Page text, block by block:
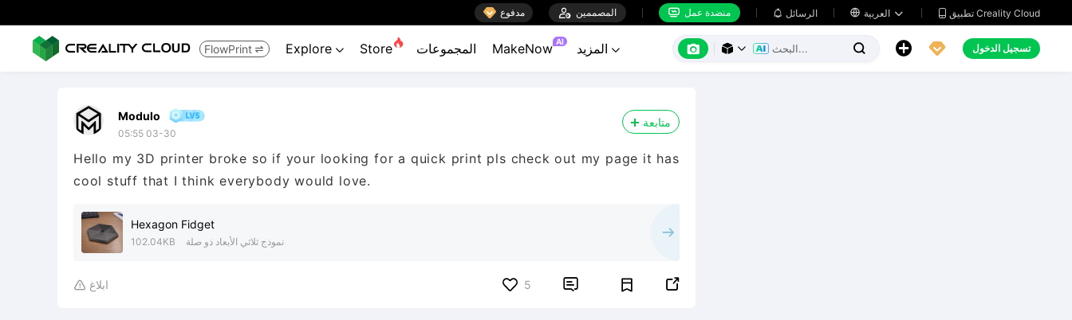
 مدفوع  المصممين  منضدة عمل  الرسائل    تطبيق Creality Cloud
FlowPrint  Explore  Store المجموعات MakeNow AI
       تسجيل الدخول
Modulo
05:55 03-30
متابعة
Hello my 3D printer broke so if your looking for a quick print pls check out my page it has
cool stuff that I think everybody would love.
Hexagon Fidget
102.04KB نموذج ثلاثي الأبعاد ذو صلة
 ابلاغ 5  